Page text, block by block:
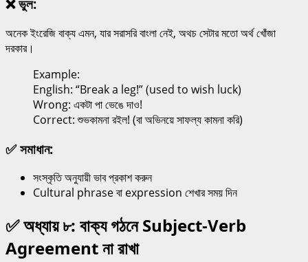
❌ ভুল:
অনেক ইংরেজি বাক্য এমন, যার সরাসরি বাংলা নেই, অথচ সেটার মতো অর্থ খোঁজা
দরকার।
Example:
English: “Break a leg!” (used to wish luck)
Wrong: একটা পা ভেঙে দাও!
Correct: শুভকামনা রইল! (বা অভিনয়ে সাফল্য কামনা করি)
✅ সমাধান:
সংস্কৃতি অনুযায়ী ভাব প্রকাশ করুন
Cultural phrase বা expression শেখার সময় দিন
✅ অধ্যায় ৮: বাক্য গঠনে Subject-Verb
Agreement না রাখা